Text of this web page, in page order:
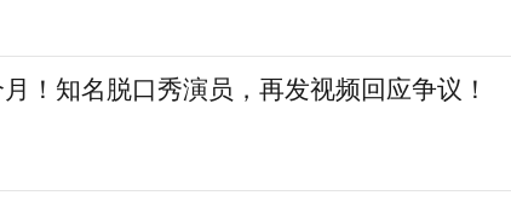
！知名脱口秀演员，再发视频回应争议！